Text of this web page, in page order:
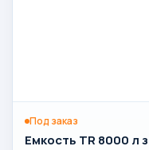
Под заказ
Емкость TR 8000 л